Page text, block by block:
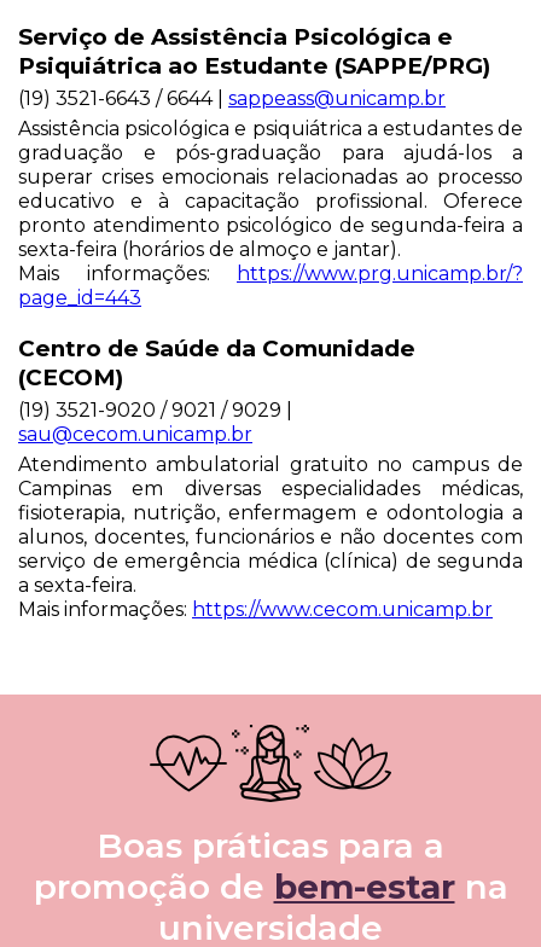
Serviço de Assistência Psicológica e
Psiquiátrica ao Estudante (SAPPE/PRG)
(19) 3521-6643 / 6644 | sappeass@unicamp.br
Assistência psicológica e psiquiátrica a estudantes de
graduação e pós-graduação para ajudá-los a
superar crises emocionais relacionadas ao processo
educativo e à capacitação profissional. Oferece
pronto atendimento psicológico de segunda-feira a
sexta-feira (horários de almoço e jantar).
Mais informações:
https://www.prg.unicamp.br/?
page_id=443
Centro de Saúde da Comunidade
(CECOM)
(19) 3521-9020 / 9021 / 9029 |
sau@cecom.unicamp.br
Atendimento ambulatorial gratuito no campus de
Campinas em diversas especialidades médicas,
fisioterapia, nutrição, enfermagem e odontologia a
alunos, docentes, funcionários e não docentes com
serviço de emergência médica (clínica) de segunda
a sexta-feira.
Mais informações: https://www.cecom.unicamp.br
Boas práticas para a
promoção de bem-estarna
universidade